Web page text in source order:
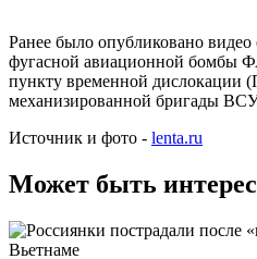
Ранее было опубликовано видео
фугасной авиационной бомбы
пункту временной дислокации
механизированной бригады
Источник и фото - lenta.ru
Может быть